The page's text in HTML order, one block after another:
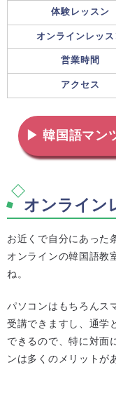
体験レッスン
オンラインレッス
営業時間
アクセス
▶ 韓国語マン
オンライン
お近くで自分にあった
オンラインの韓国語教
ね。
パソコンはもちろんス
受講できますし、通学
できるので、特に対面
ンは多くのメリットが